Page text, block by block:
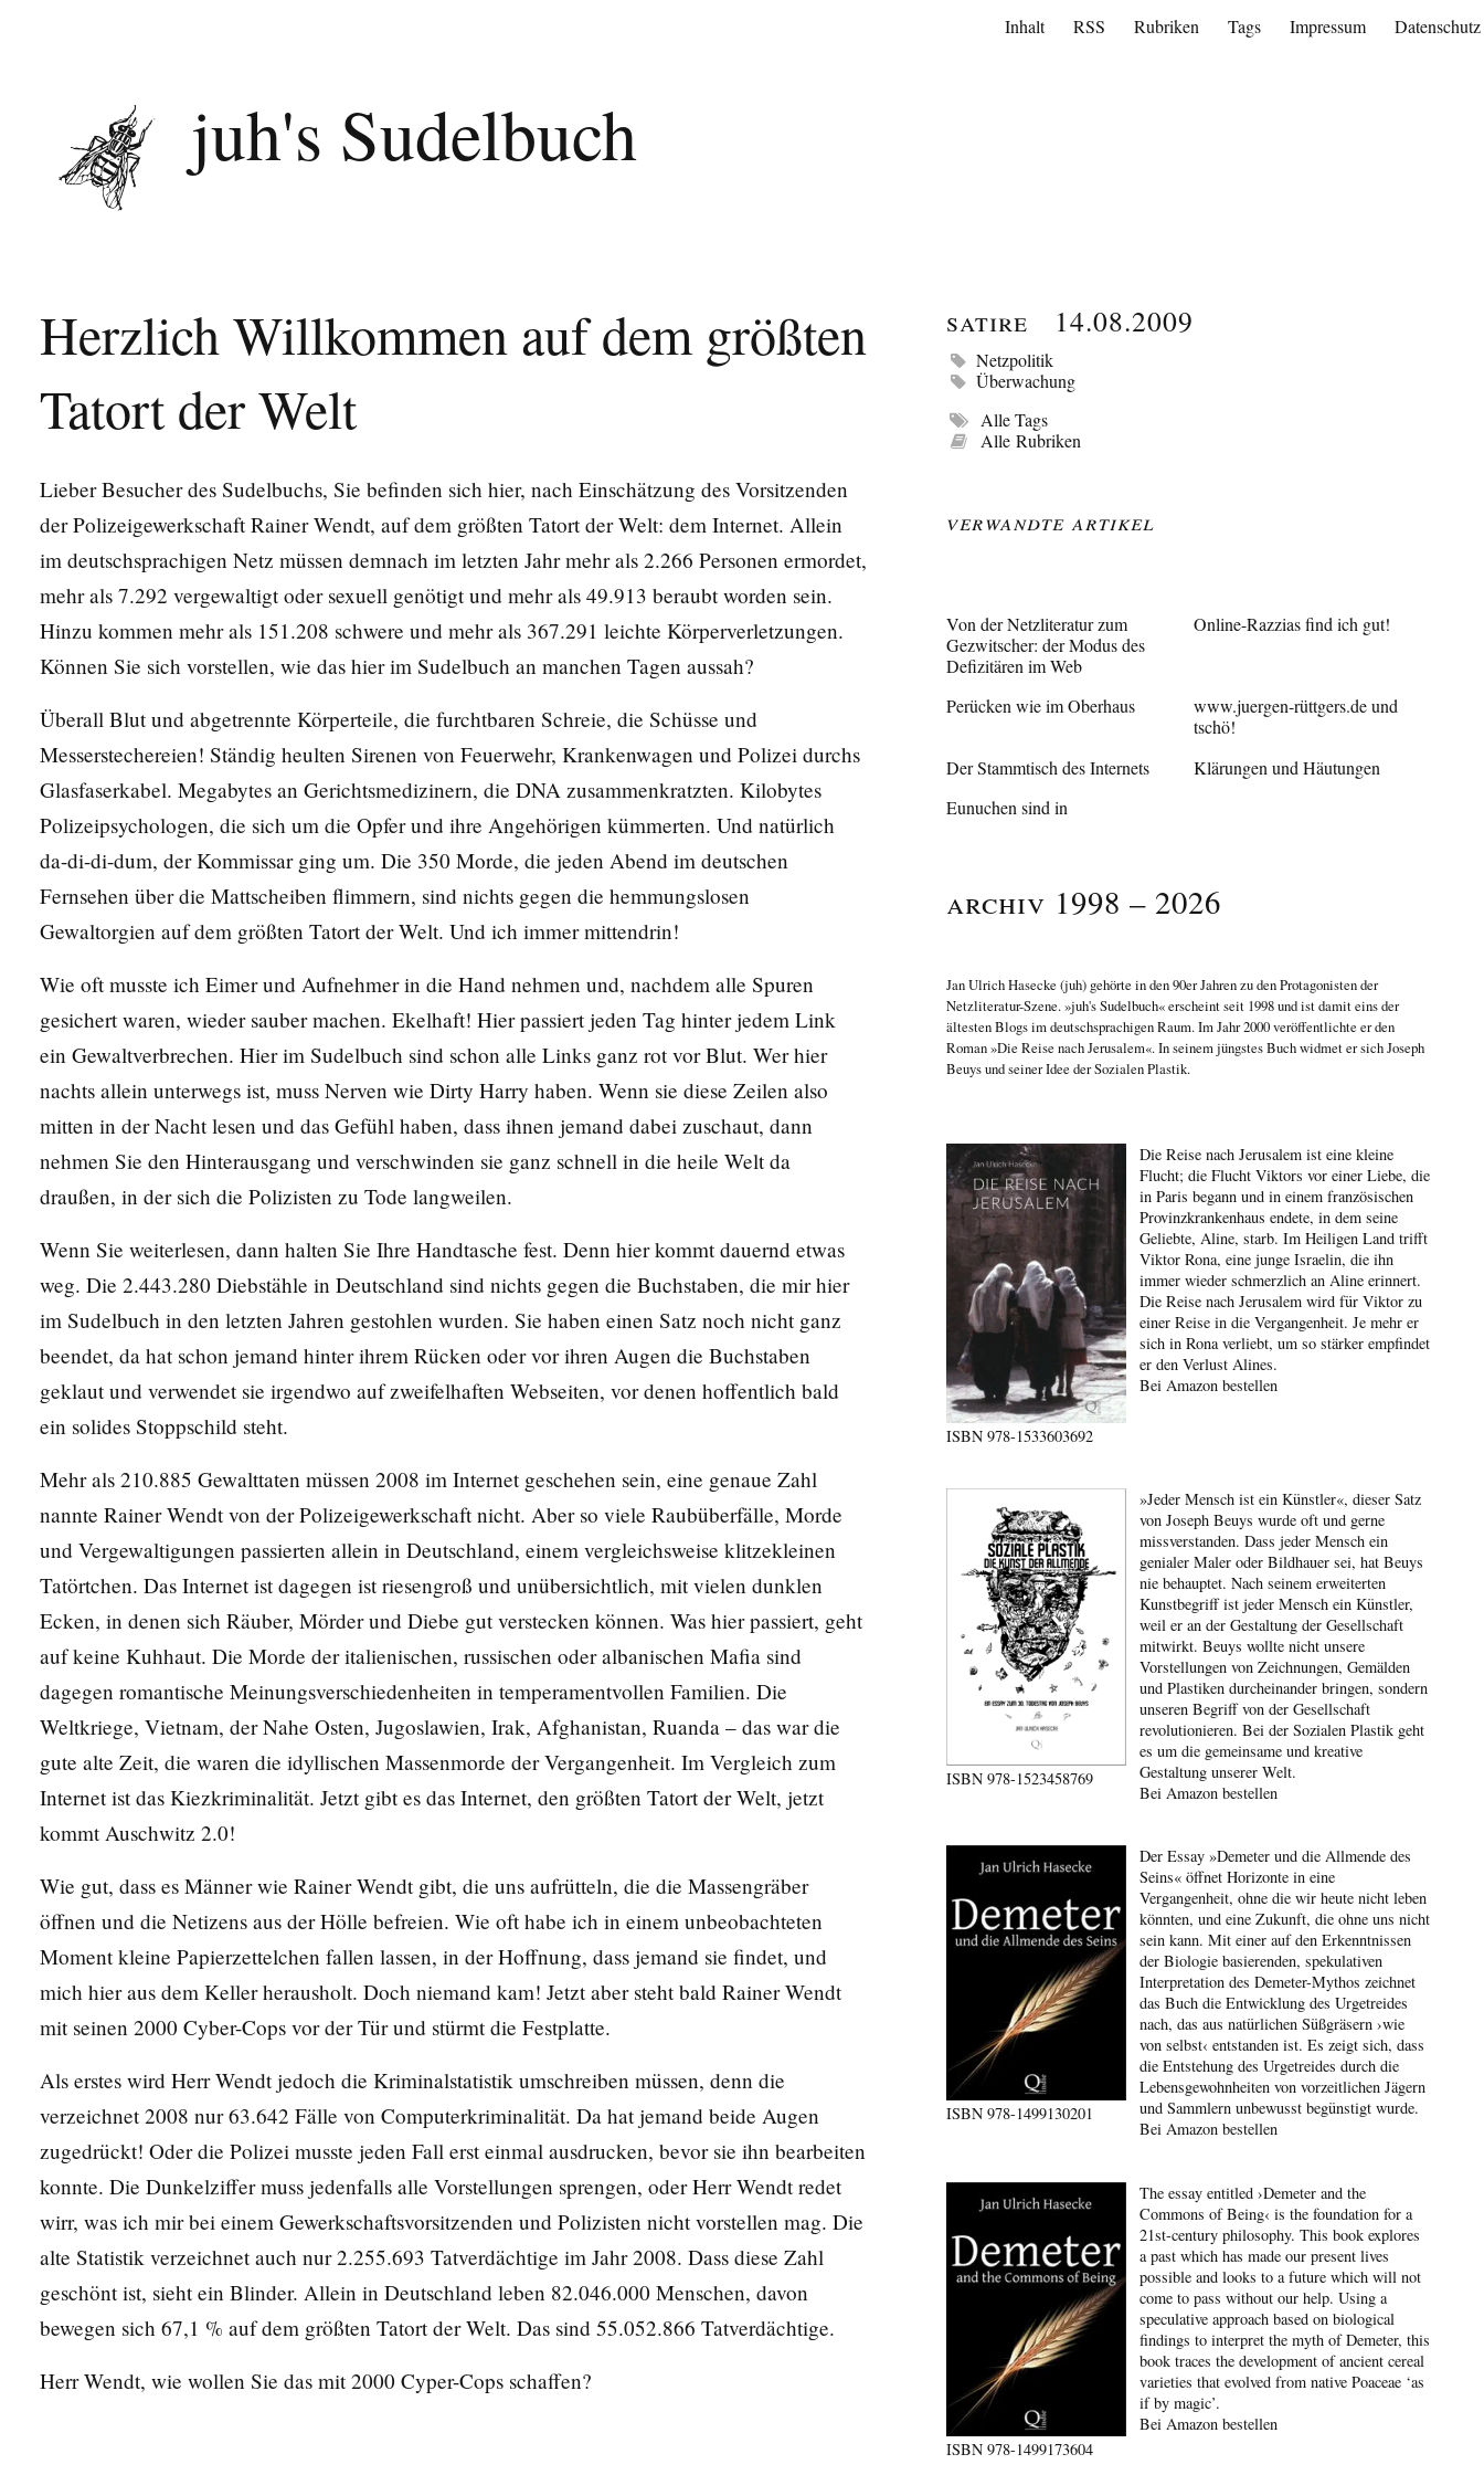
Inhalt RSS Rubriken Tags Impressum Datenschutz
juh's Sudelbuch
Herzlich Willkommen auf dem größten
Tatort der Welt
Lieber Besucher des Sudelbuchs, Sie befinden sich hier, nach Einschätzung des Vorsitzenden
der Polizeigewerkschaft Rainer Wendt, auf dem größten Tatort der Welt: dem Internet. Allein
im deutschsprachigen Netz müssen demnach im letzten Jahr mehr als 2.266 Personen ermordet,
mehr als 7.292 vergewaltigt oder sexuell genötigt und mehr als 49.913 beraubt worden sein.
Hinzu kommen mehr als 151.208 schwere und mehr als 367.291 leichte Körperverletzungen.
Können Sie sich vorstellen, wie das hier im Sudelbuch an manchen Tagen aussah?
Überall Blut und abgetrennte Körperteile, die furchtbaren Schreie, die Schüsse und
Messerstechereien! Ständig heulten Sirenen von Feuerwehr, Krankenwagen und Polizei durchs
Glasfaserkabel. Megabytes an Gerichtsmedizinern, die DNA zusammenkratzten. Kilobytes
Polizeipsychologen, die sich um die Opfer und ihre Angehörigen kümmerten. Und natürlich
da-di-di-dum, der Kommissar ging um. Die 350 Morde, die jeden Abend im deutschen
Fernsehen über die Mattscheiben flimmern, sind nichts gegen die hemmungslosen
Gewaltorgien auf dem größten Tatort der Welt. Und ich immer mittendrin!
Wie oft musste ich Eimer und Aufnehmer in die Hand nehmen und, nachdem alle Spuren
gesichert waren, wieder sauber machen. Ekelhaft! Hier passiert jeden Tag hinter jedem Link
ein Gewaltverbrechen. Hier im Sudelbuch sind schon alle Links ganz rot vor Blut. Wer hier
nachts allein unterwegs ist, muss Nerven wie Dirty Harry haben. Wenn sie diese Zeilen also
mitten in der Nacht lesen und das Gefühl haben, dass ihnen jemand dabei zuschaut, dann
nehmen Sie den Hinterausgang und verschwinden sie ganz schnell in die heile Welt da
draußen, in der sich die Polizisten zu Tode langweilen.
Wenn Sie weiterlesen, dann halten Sie Ihre Handtasche fest. Denn hier kommt dauernd etwas
weg. Die 2.443.280 Diebstähle in Deutschland sind nichts gegen die Buchstaben, die mir hier
im Sudelbuch in den letzten Jahren gestohlen wurden. Sie haben einen Satz noch nicht ganz
beendet, da hat schon jemand hinter ihrem Rücken oder vor ihren Augen die Buchstaben
geklaut und verwendet sie irgendwo auf zweifelhaften Webseiten, vor denen hoffentlich bald
ein solides Stoppschild steht.
Mehr als 210.885 Gewalttaten müssen 2008 im Internet geschehen sein, eine genaue Zahl
nannte Rainer Wendt von der Polizeigewerkschaft nicht. Aber so viele Raubüberfälle, Morde
und Vergewaltigungen passierten allein in Deutschland, einem vergleichsweise klitzekleinen
Tatörtchen. Das Internet ist dagegen ist riesengroß und unübersichtlich, mit vielen dunklen
Ecken, in denen sich Räuber, Mörder und Diebe gut verstecken können. Was hier passiert, geht
auf keine Kuhhaut. Die Morde der italienischen, russischen oder albanischen Mafia sind
dagegen romantische Meinungsverschiedenheiten in temperamentvollen Familien. Die
Weltkriege, Vietnam, der Nahe Osten, Jugoslawien, Irak, Afghanistan, Ruanda – das war die
gute alte Zeit, die waren die idyllischen Massenmorde der Vergangenheit. Im Vergleich zum
Internet ist das Kiezkriminalität. Jetzt gibt es das Internet, den größten Tatort der Welt, jetzt
kommt Auschwitz 2.0!
Wie gut, dass es Männer wie Rainer Wendt gibt, die uns aufrütteln, die die Massengräber
öffnen und die Netizens aus der Hölle befreien. Wie oft habe ich in einem unbeobachteten
Moment kleine Papierzettelchen fallen lassen, in der Hoffnung, dass jemand sie findet, und
mich hier aus dem Keller herausholt. Doch niemand kam! Jetzt aber steht bald Rainer Wendt
mit seinen 2000 Cyber-Cops vor der Tür und stürmt die Festplatte.
Als erstes wird Herr Wendt jedoch die Kriminalstatistik umschreiben müssen, denn die
verzeichnet 2008 nur 63.642 Fälle von Computerkriminalität. Da hat jemand beide Augen
zugedrückt! Oder die Polizei musste jeden Fall erst einmal ausdrucken, bevor sie ihn bearbeiten
konnte. Die Dunkelziffer muss jedenfalls alle Vorstellungen sprengen, oder Herr Wendt redet
wirr, was ich mir bei einem Gewerkschaftsvorsitzenden und Polizisten nicht vorstellen mag. Die
alte Statistik verzeichnet auch nur 2.255.693 Tatverdächtige im Jahr 2008. Dass diese Zahl
geschönt ist, sieht ein Blinder. Allein in Deutschland leben 82.046.000 Menschen, davon
bewegen sich 67,1 % auf dem größten Tatort der Welt. Das sind 55.052.866 Tatverdächtige.
Herr Wendt, wie wollen Sie das mit 2000 Cyper-Cops schaffen?
Satire 14.08.2009
Netzpolitik
Überwachung
Alle Tags
Alle Rubriken
Verwandte Artikel
Von der Netzliteratur zum
Gezwitscher: der Modus des
Defizitären im Web
Online-Razzias find ich gut!
Perücken wie im Oberhaus
www.juergen-rüttgers.de und
tschö!
Der Stammtisch des Internets
Klärungen und Häutungen
Eunuchen sind in
Archiv 1998 – 2026
Jan Ulrich Hasecke (juh) gehörte in den 90er Jahren zu den Protagonisten der
Netzliteratur-Szene. »juh's Sudelbuch« erscheint seit 1998 und ist damit eins der
ältesten Blogs im deutschsprachigen Raum. Im Jahr 2000 veröffentlichte er den
Roman»Die Reise nach Jerusalem«. In seinem jüngstes Buch widmet er sichJoseph
Beuys und seiner Idee der Sozialen Plastik.
ISBN978-1533603692
Die Reise nach Jerusalem ist eine kleine
Flucht; die Flucht Viktors vor einer Liebe, die
in Paris begann und in einem französischen
Provinzkrankenhaus endete, in dem seine
Geliebte, Aline, starb. Im Heiligen Land trifft
Viktor Rona, eine junge Israelin, die ihn
immer wieder schmerzlich an Aline erinnert.
Die Reise nach Jerusalem wird für Viktor zu
einer Reise in die Vergangenheit. Je mehr er
sich in Rona verliebt, um so stärker empfindet
er den Verlust Alines.
Bei Amazon bestellen
ISBN978-1523458769
»Jeder Mensch ist ein Künstler«, dieser Satz
von Joseph Beuys wurde oft und gerne
missverstanden. Dass jeder Mensch ein
genialer Maler oder Bildhauer sei, hat Beuys
nie behauptet. Nach seinem erweiterten
Kunstbegriff ist jeder Mensch ein Künstler,
weil er an der Gestaltung der Gesellschaft
mitwirkt. Beuys wollte nicht unsere
Vorstellungen von Zeichnungen, Gemälden
und Plastiken durcheinander bringen, sondern
unseren Begriff von der Gesellschaft
revolutionieren. Bei der Sozialen Plastik geht
es um die gemeinsame und kreative
Gestaltung unserer Welt.
Bei Amazon bestellen
ISBN978-1499130201
Der Essay »Demeter und die Allmende des
Seins« öffnet Horizonte in eine
Vergangenheit, ohne die wir heute nicht leben
könnten, und eine Zukunft, die ohne uns nicht
sein kann. Mit einer auf den Erkenntnissen
der Biologie basierenden, spekulativen
Interpretation des Demeter-Mythos zeichnet
das Buch die Entwicklung des Urgetreides
nach, das aus natürlichen Süßgräsern ›wie
von selbst‹ entstanden ist. Es zeigt sich, dass
die Entstehung des Urgetreides durch die
Lebensgewohnheiten von vorzeitlichen Jägern
und Sammlern unbewusst begünstigt wurde.
Bei Amazon bestellen
ISBN978-1499173604
The essay entitled ›Demeter and the
Commons of Being‹ is the foundation for a
21st-century philosophy. This book explores
a past which has made our present lives
possible and looks to a future which will not
come to pass without our help. Using a
speculative approach based on biological
findings to interpret the myth of Demeter, this
book traces the development of ancient cereal
varieties that evolved from native Poaceae ‘as
if by magic’.
Bei Amazon bestellen